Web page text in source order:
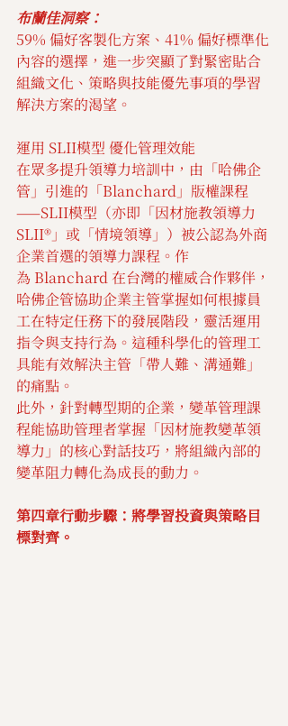
布蘭佳洞察：
59% 偏好客製化方案、41% 偏好標準化
內容的選擇，進一步突顯了對緊密貼合
組織文化、策略與技能優先事項的學習
解決方案的渴望。
運用 SLII模型 優化管理效能
在眾多提升領導力培訓中，由「哈佛企
管」引進的「Blanchard」版權課程
——SLII模型（亦即「因材施教領導力
SLII®」或「情境領導」）被公認為外商
企業首選的領導力課程。作
為 Blanchard 在台灣的權威合作夥伴，
哈佛企管協助企業主管掌握如何根據員
工在特定任務下的發展階段，靈活運用
指令與支持行為。這種科學化的管理工
具能有效解決主管「帶人難、溝通難」
的痛點。
此外，針對轉型期的企業，變革管理課
程能協助管理者掌握「因材施教變革領
導力」的核心對話技巧，將組織內部的
變革阻力轉化為成長的動力。
第四章行動步驟：將學習投資與策略目
標對齊。